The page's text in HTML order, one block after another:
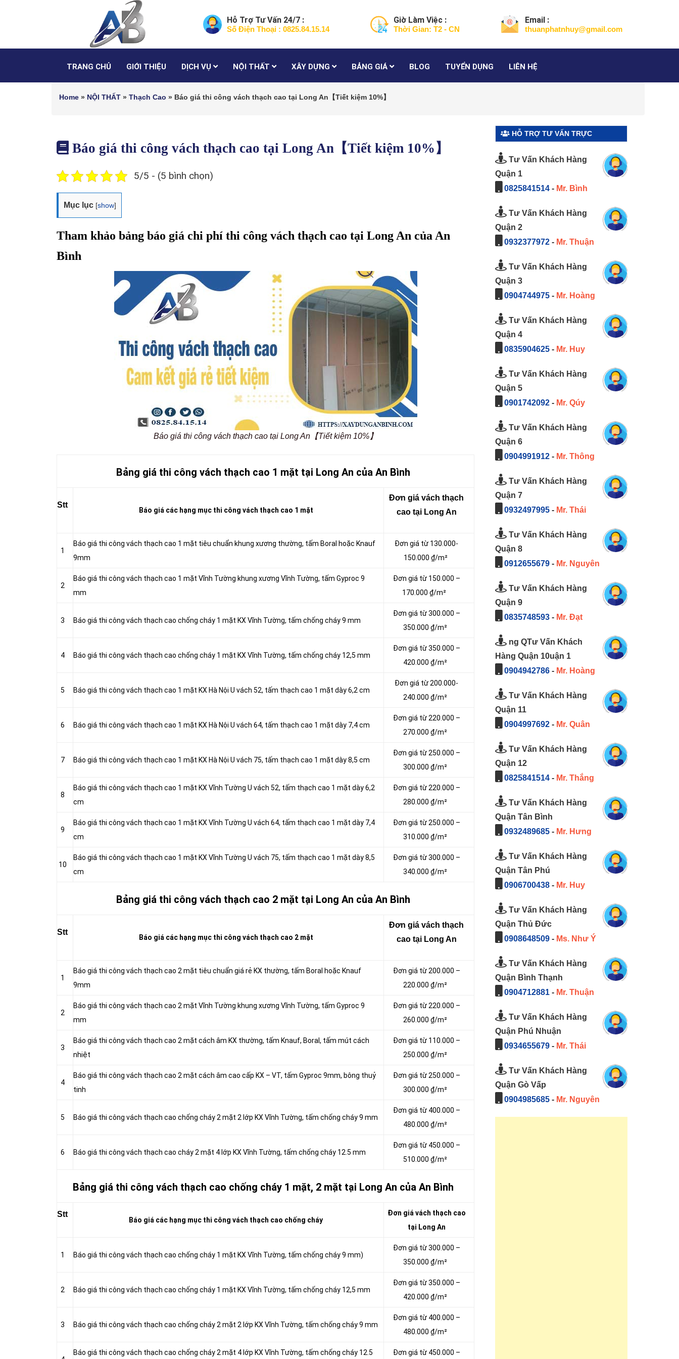
Hỗ Trợ Tư Vấn 24/7 :
Số Điện Thoại : 0825.84.15.14
Giờ Làm Việc :
Thời Gian: T2 - CN
Email :
thuanphatnhuy@gmail.com
TRANG CHỦ GIỚI THIỆU DỊCH VỤ NỘI THẤT XÂY DỰNG BẢNG GIÁ BLOG TUYỂN DỤNG LIÊN HỆ
Home » NỘI THẤT » Thạch Cao » Báo giá thi công vách thạch cao tại Long An【Tiết kiệm 10%】
Báo giá thi công vách thạch cao tại Long An【Tiết kiệm 10%】
5/5 - (5 bình chọn)
Mục lục [show]
Tham khảo bảng báo giá chi phí thi công vách thạch cao tại Long An của An
Bình
Báo giá thi công vách thạch cao tại Long An【Tiết kiệm 10%】
Bảng giá thi công vách thạch cao 1 mặt tại Long An của An Bình
Stt
Báo giá các hạng mục thi công vách thạch cao 1 mặt
Đơn giá vách thạch
cao tại Long An
1
Báo giá thi công vách thạch cao 1 mặt tiêu chuẩn khung xương thường, tấm Boral hoặc Knauf
9mm
Đơn giá từ 130.000-
150.000 ₫/m²
2
Báo giá thi công vách thạch cao 1 mặt Vĩnh Tường khung xương Vĩnh Tường, tấm Gyproc 9
mm
Đơn giá từ 150.000 –
170.000 ₫/m²
3 Báo giá thi công vách thạch cao chống cháy 1 mặt KX Vĩnh Tường, tấm chống cháy 9 mm
Đơn giá từ 300.000 –
350.000 ₫/m²
4 Báo giá thi công vách thạch cao chống cháy 1 mặt KX Vĩnh Tường, tấm chống cháy 12,5 mm
Đơn giá từ 350.000 –
420.000 ₫/m²
5 Báo giá thi công vách thạch cao 1 mặt KX Hà Nội U vách 52, tấm thạch cao 1 mặt dày 6,2 cm
Đơn giá từ 200.000-
240.000 ₫/m²
6 Báo giá thi công vách thạch cao 1 mặt KX Hà Nội U vách 64, tấm thạch cao 1 mặt dày 7,4 cm
Đơn giá từ 220.000 –
270.000 ₫/m²
7 Báo giá thi công vách thạch cao 1 mặt KX Hà Nội U vách 75, tấm thạch cao 1 mặt dày 8,5 cm
Đơn giá từ 250.000 –
300.000 ₫/m²
8
Báo giá thi công vách thạch cao 1 mặt KX Vĩnh Tường U vách 52, tấm thạch cao 1 mặt dày 6,2
cm
Đơn giá từ 220.000 –
280.000 ₫/m²
9
Báo giá thi công vách thạch cao 1 mặt KX Vĩnh Tường U vách 64, tấm thạch cao 1 mặt dày 7,4
cm
Đơn giá từ 250.000 –
310.000 ₫/m²
10
Báo giá thi công vách thạch cao 1 mặt KX Vĩnh Tường U vách 75, tấm thạch cao 1 mặt dày 8,5
cm
Đơn giá từ 300.000 –
340.000 ₫/m²
Bảng giá thi công vách thạch cao 2 mặt tại Long An của An Bình
Stt
Báo giá các hạng mục thi công vách thạch cao 2 mặt
Đơn giá vách thạch
cao tại Long An
1
Báo giá thi công vách thạch cao 2 mặt tiêu chuẩn giá rẻ KX thường, tấm Boral hoặc Knauf
9mm
Đơn giá từ 200.000 –
220.000 ₫/m²
2
Báo giá thi công vách thạch cao 2 mặt Vĩnh Tường khung xương Vĩnh Tường, tấm Gyproc 9
mm
Đơn giá từ 220.000 –
260.000 ₫/m²
3
Báo giá thi công vách thạch cao 2 mặt cách âm KX thường, tấm Knauf, Boral, tấm mút cách
nhiệt
Đơn giá từ 110.000 –
250.000 ₫/m²
4
Báo giá thi công vách thạch cao 2 mặt cách âm cao cấp KX – VT, tấm Gyproc 9mm, bông thuỷ
tinh
Đơn giá từ 250.000 –
300.000 ₫/m²
5 Báo giá thi công vách thạch cao chống cháy 2 mặt 2 lớp KX Vĩnh Tường, tấm chống cháy 9 mm
Đơn giá từ 400.000 –
480.000 ₫/m²
6 Báo giá thi công vách thạch cao cháy 2 mặt 4 lớp KX Vĩnh Tường, tấm chống cháy 12.5 mm
Đơn giá từ 450.000 –
510.000 ₫/m²
Bảng giá thi công vách thạch cao chống cháy 1 mặt, 2 mặt tại Long An của An Bình
Stt
Báo giá các hạng mục thi công vách thạch cao chống cháy
Đơn giá vách thạch cao
tại Long An
1 Báo giá thi công vách thạch cao chống cháy 1 mặt KX Vĩnh Tường, tấm chống cháy 9 mm)
Đơn giá từ 300.000 –
350.000 ₫/m²
2 Báo giá thi công vách thạch cao chống cháy 1 mặt KX Vĩnh Tường, tấm chống cháy 12,5 mm
Đơn giá từ 350.000 –
420.000 ₫/m²
3 Báo giá thi công vách thạch cao chống cháy 2 mặt 2 lớp KX Vĩnh Tường, tấm chống cháy 9 mm
Đơn giá từ 400.000 –
480.000 ₫/m²
Báo giá thi công vách thạch cao chống cháy 2 mặt 4 lớp KX Vĩnh Tường, tấm chống cháy 12.5
Đơn giá từ 450.000 –
HỖ TRỢ TƯ VẤN TRỰC
Tư Vấn Khách Hàng
Quận 1
0825841514- Mr. Bình
Tư Vấn Khách Hàng
Quận 2
0932377972- Mr. Thuận
Tư Vấn Khách Hàng
Quận 3
0904744975- Mr. Hoàng
Tư Vấn Khách Hàng
Quận 4
0835904625- Mr. Huy
Tư Vấn Khách Hàng
Quận 5
0901742092- Mr. Qúy
Tư Vấn Khách Hàng
Quận 6
0904991912- Mr. Thông
Tư Vấn Khách Hàng
Quận 7
0932497995- Mr. Thái
Tư Vấn Khách Hàng
Quận 8
0912655679- Mr. Nguyên
Tư Vấn Khách Hàng
Quận 9
0835748593- Mr. Đạt
ng QTư Vấn Khách
Hàng Quận 10uận 1
0904942786- Mr. Hoàng
Tư Vấn Khách Hàng
Quận 11
0904997692- Mr. Quân
Tư Vấn Khách Hàng
Quận 12
0825841514- Mr. Thắng
Tư Vấn Khách Hàng
Quận Tân Bình
0932489685- Mr. Hưng
Tư Vấn Khách Hàng
Quận Tân Phú
0906700438- Mr. Huy
Tư Vấn Khách Hàng
Quận Thủ Đức
0908648509- Ms. Như Ý
Tư Vấn Khách Hàng
Quận Bình Thạnh
0904712881- Mr. Thuận
Tư Vấn Khách Hàng
Quận Phú Nhuận
0934655679- Mr. Thái
Tư Vấn Khách Hàng
Quận Gò Vấp
0904985685- Mr. Nguyên